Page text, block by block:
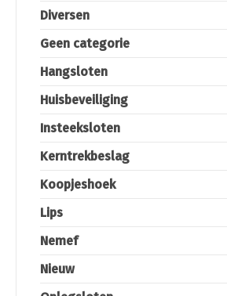
Diversen
Geen categorie
Hangsloten
Huisbeveiliging
Insteeksloten
Kerntrekbeslag
Koopjeshoek
Lips
Nemef
Nieuw